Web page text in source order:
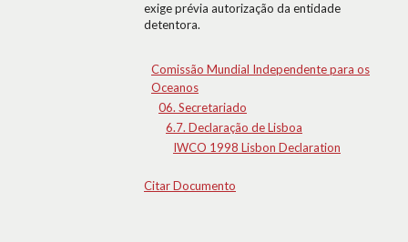
exige prévia autorização da entidade
detentora.
Comissão Mundial Independente para os
Oceanos
06. Secretariado
6.7. Declaração de Lisboa
IWCO 1998 Lisbon Declaration
Citar Documento